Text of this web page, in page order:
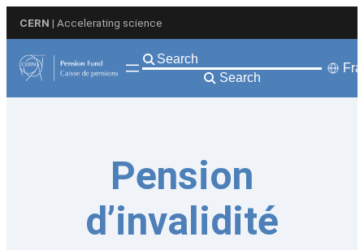
CERN | Accelerating science
Search
Pension
d’invalidité